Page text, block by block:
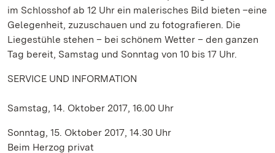
im Schlosshof ab 12 Uhr ein malerisches Bild bieten –eine
Gelegenheit, zuzuschauen und zu fotografieren. Die
Liegestühle stehen – bei schönem Wetter – den ganzen
Tag bereit, Samstag und Sonntag von 10 bis 17 Uhr.
SERVICE UND INFORMATION
Samstag, 14. Oktober 2017, 16.00 Uhr
Sonntag, 15. Oktober 2017, 14.30 Uhr
Beim Herzog privat